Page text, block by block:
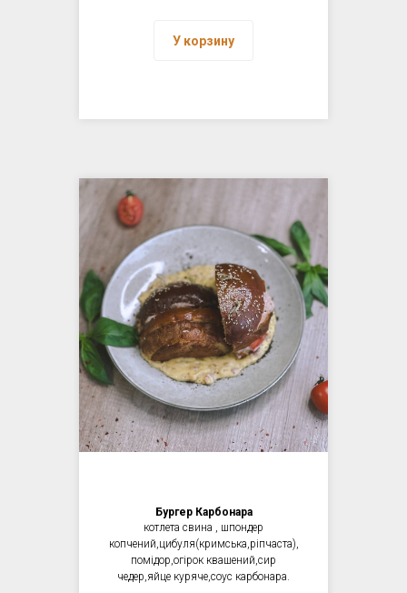
У корзину
Бургер Карбонара
котлета свина , шпондер
копчений,цибуля(кримська,ріпчаста),
помідор,огірок квашений,сир
чедер,яйце куряче,соус карбонара.